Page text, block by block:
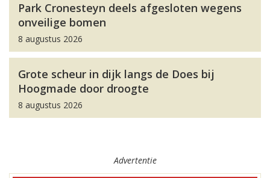
Park Cronesteyn deels afgesloten wegens
onveilige bomen
8 augustus 2026
Grote scheur in dijk langs de Does bij
Hoogmade door droogte
8 augustus 2026
Advertentie